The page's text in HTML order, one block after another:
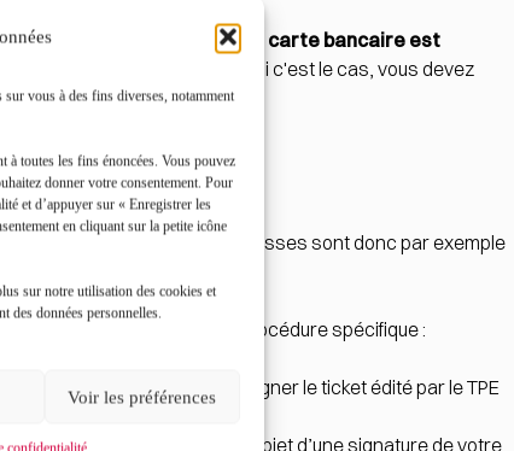
vous à des fins diverses, notamment
à toutes les fins énoncées. Vous pouvez
donner votre consentement. Pour
et d’appuyer sur « Enregistrer les
en cliquant sur la petite icône
sur notre utilisation des cookies et
des données personnelles.
Voir les préférences
duquel le paiement par carte bancaire est
. Si c'est le cas, vous devez
par voie de :
d’un magasin ou sur les caisses sont donc par exemple
qui requièrent une procédure spécifique :
implique de faire signer le ticket édité par le TPE
doivent également faire l’objet d’une signature de votre